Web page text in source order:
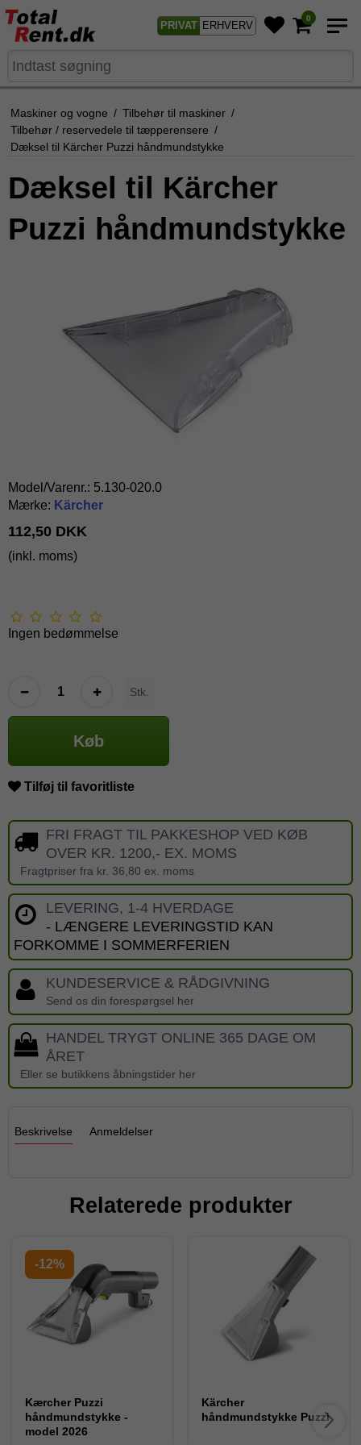
PRIVAT ERHVERV
0
Maskiner og vogne / Tilbehør til maskiner /
Tilbehør / reservedele til tæpperensere /
Dæksel til Kärcher Puzzi håndmundstykke
Dæksel til Kärcher
Puzzi håndmundstykke
Model/Varenr.: 5.130-020.0
Mærke: Kärcher
112,50 DKK
(inkl. moms)
Ingen bedømmelse
Stk.
Køb
Tilføj til favoritliste
FRI FRAGT TIL PAKKESHOP VED KØB
OVER KR. 1200,- EX. MOMS
Fragtpriser fra kr. 36,80 ex. moms
LEVERING, 1-4 HVERDAGE
- LÆNGERE LEVERINGSTID KAN
FORKOMME I SOMMERFERIEN
KUNDESERVICE & RÅDGIVNING
Send os din forespørgsel her
HANDEL TRYGT ONLINE 365 DAGE OM
ÅRET
Eller se butikkens åbningstider her
Beskrivelse Anmeldelser
Relaterede produkter
-12%
Kærcher Puzzi
håndmundstykke -
model 2026
Kärcher
håndmundstykke Puzzi